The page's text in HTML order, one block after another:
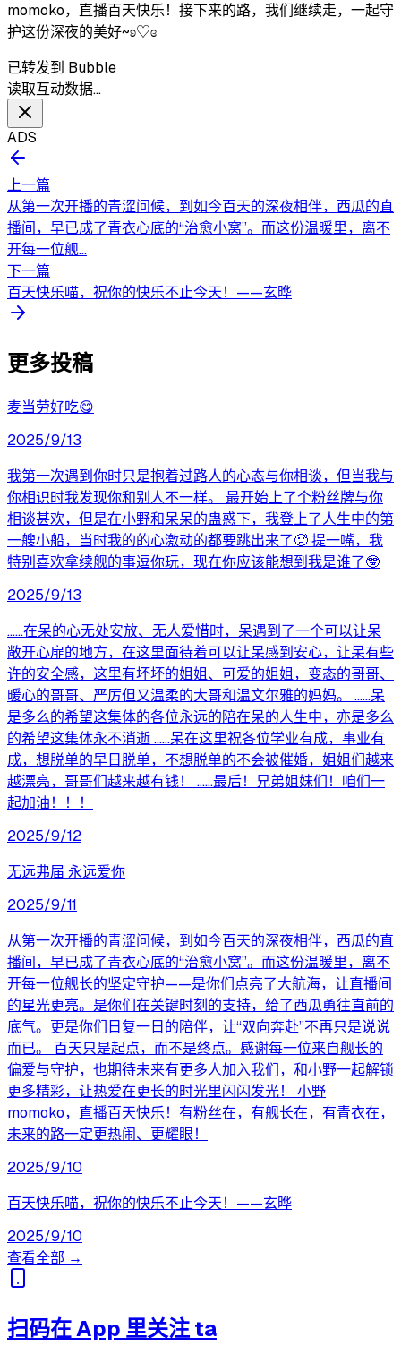
momoko，直播百天快乐！接下来的路，我们继续走，一起守
护这份深夜的美好~ʚ♡ɞ
已转发到 Bubble
读取互动数据…
ADS
上一篇
从第一次开播的青涩问候，到如今百天的深夜相伴，西瓜的直
播间，早已成了青衣心底的“治愈小窝”。而这份温暖里，离不
开每一位舰...
下一篇
百天快乐喵，祝你的快乐不止今天！——玄晔
更多投稿
麦当劳好吃😋
2025/9/13
我第一次遇到你时只是抱着过路人的心态与你相谈，但当我与
你相识时我发现你和别人不一样。 最开始上了个粉丝牌与你
相谈甚欢，但是在小野和呆呆的蛊惑下，我登上了人生中的第
一艘小船，当时我的的心激动的都要跳出来了🥵 提一嘴，我
特别喜欢拿续舰的事逗你玩，现在你应该能想到我是谁了🤓
2025/9/13
……在呆的心无处安放、无人爱惜时，呆遇到了一个可以让呆
敞开心扉的地方，在这里面待着可以让呆感到安心，让呆有些
许的安全感，这里有坏坏的姐姐、可爱的姐姐，变态的哥哥、
暖心的哥哥、严厉但又温柔的大哥和温文尔雅的妈妈。 ……呆
是多么的希望这集体的各位永远的陪在呆的人生中，亦是多么
的希望这集体永不消逝 ……呆在这里祝各位学业有成，事业有
成，想脱单的早日脱单，不想脱单的不会被催婚，姐姐们越来
越漂亮，哥哥们越来越有钱！ ……最后！兄弟姐妹们！咱们一
起加油！！！
2025/9/12
无远弗届 永远爱你
2025/9/11
从第一次开播的青涩问候，到如今百天的深夜相伴，西瓜的直
播间，早已成了青衣心底的“治愈小窝”。而这份温暖里，离不
开每一位舰长的坚定守护——是你们点亮了大航海，让直播间
的星光更亮。是你们在关键时刻的支持，给了西瓜勇往直前的
底气。更是你们日复一日的陪伴，让“双向奔赴”不再只是说说
而已。 百天只是起点，而不是终点。感谢每一位来自舰长的
偏爱与守护，也期待未来有更多人加入我们，和小野一起解锁
更多精彩，让热爱在更长的时光里闪闪发光！ 小野
momoko，直播百天快乐！有粉丝在，有舰长在，有青衣在，
未来的路一定更热闹、更耀眼！
2025/9/10
百天快乐喵，祝你的快乐不止今天！——玄晔
2025/9/10
查看全部 →
扫码在 App 里关注 ta